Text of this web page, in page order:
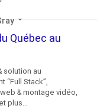
arrow_drop_down
Québec au
solution au
“Full Stack”,
& montage vidéo,
plus…